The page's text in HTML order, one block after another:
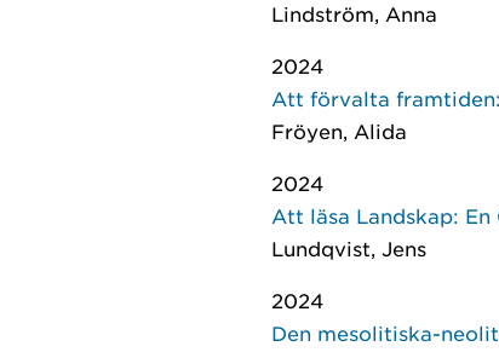
Lindström, Anna
2024
Att förvalta
Fröyen, Alida
2024
Att läsa Landskap:
Lundqvist, Jens
2024
Den mesolitiska-